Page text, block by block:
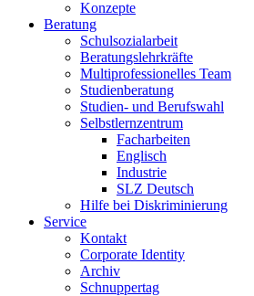
Konzepte
Beratung
Schulsozialarbeit
Beratungslehrkräfte
Multiprofessionelles Team
Studienberatung
Studien- und Berufswahl
Selbstlernzentrum
Facharbeiten
Englisch
Industrie
SLZ Deutsch
Hilfe bei Diskriminierung
Service
Kontakt
Corporate Identity
Archiv
Schnuppertag